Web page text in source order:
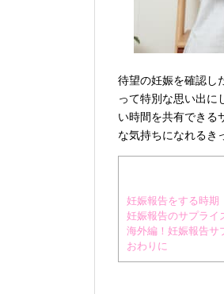
待望の妊娠を確認し
って特別な思い出に
い時間を共有できる
な気持ちになれるき
妊娠報告をする時期
妊娠報告のサプライ
海外編！妊娠報告サ
おわりに